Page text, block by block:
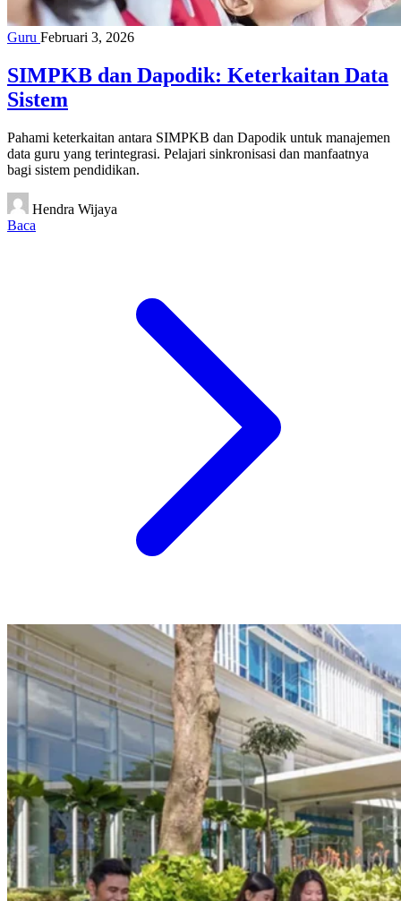
Guru Februari 3, 2026
SIMPKB dan Dapodik: Keterkaitan Data
Sistem
Pahami keterkaitan antara SIMPKB dan Dapodik untuk manajemen
data guru yang terintegrasi. Pelajari sinkronisasi dan manfaatnya
bagi sistem pendidikan.
Hendra Wijaya
Baca